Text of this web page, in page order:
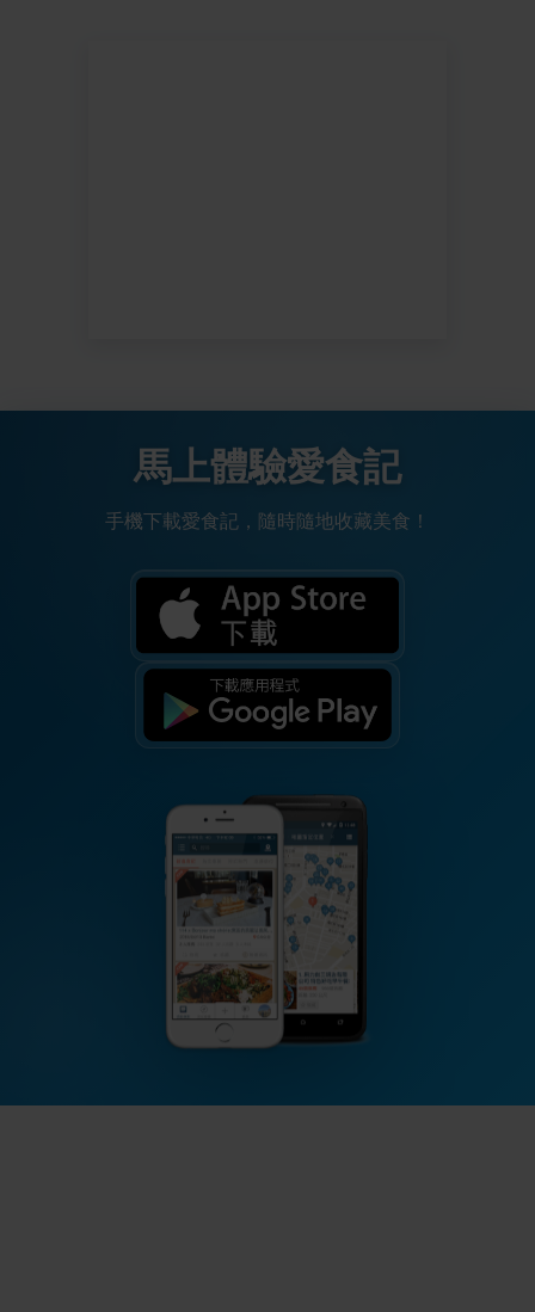
馬上體驗愛食記
手機下載愛食記，隨時隨地收藏美食！